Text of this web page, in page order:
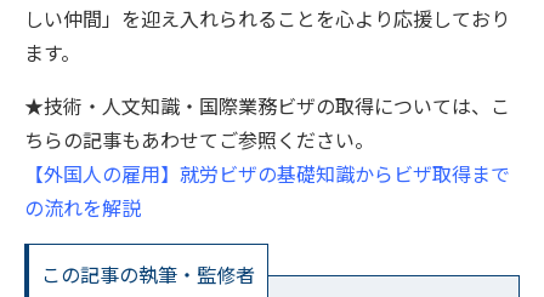
しい仲間」を迎え入れられることを心より応援しており
ます。
★技術・人文知識・国際業務ビザの取得については、こ
ちらの記事もあわせてご参照ください。
【外国人の雇用】就労ビザの基礎知識からビザ取得まで
の流れを解説
この記事の執筆・監修者